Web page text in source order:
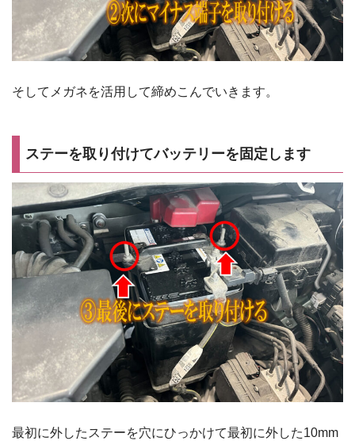
そしてメガネを活用して締めこんでいきます。
ステーを取り付けてバッテリーを固定します
最初に外したステーを穴にひっかけて最初に外した10mm